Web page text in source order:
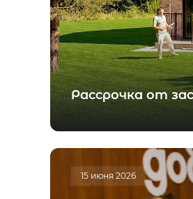
Рассрочка от
15 июня 2026